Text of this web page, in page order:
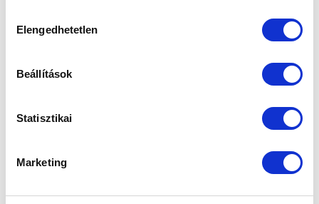
kiválasztása
Elengedhetetlen
Beállítások
Statisztikai
Marketing